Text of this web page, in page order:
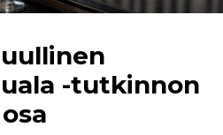
-tutkinnon
osa